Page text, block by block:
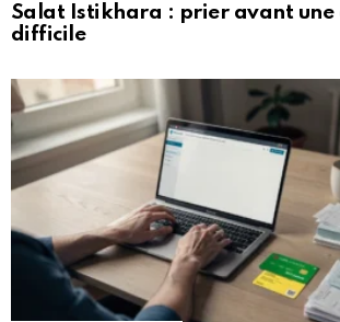
Salat Istikhara : prier avant une
difficile